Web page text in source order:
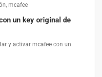
mcafee
un key original de
y activar mcafee con un